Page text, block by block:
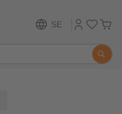
SE